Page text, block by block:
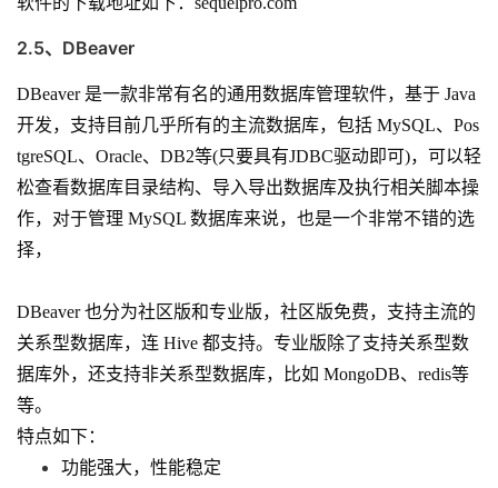
2.5、DBeaver
DBeaver 是一款非常有名的通用数据库管理软件，基于 Java
开发，支持目前几乎所有的主流数据库，包括 MySQL、Pos
tgreSQL、Oracle、DB2等(只要具有JDBC驱动即可)，可以轻
松查看数据库目录结构、导入导出数据库及执行相关脚本操
作，对于管理 MySQL 数据库来说，也是一个非常不错的选
择，
DBeaver 也分为社区版和专业版，社区版免费，支持主流的
关系型数据库，连 Hive 都支持。专业版除了支持关系型数
据库外，还支持非关系型数据库，比如 MongoDB、redis等
等。
特点如下：
功能强大，性能稳定